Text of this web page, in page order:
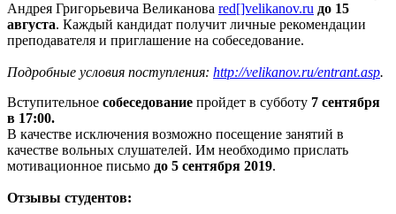
Андрея Григорьевича Великанова red[]velikanov.ru до 15
августа. Каждый кандидат получит личные рекомендации
преподавателя и приглашение на собеседование.
Подробные условия поступления: http://velikanov.ru/entrant.asp.
Вступительное собеседование пройдет в субботу 7 сентября
в 17:00.
В качестве исключения возможно посещение занятий в
качестве вольных слушателей. Им необходимо прислать
мотивационное письмо до 5 сентября 2019.
Отзывы студентов: